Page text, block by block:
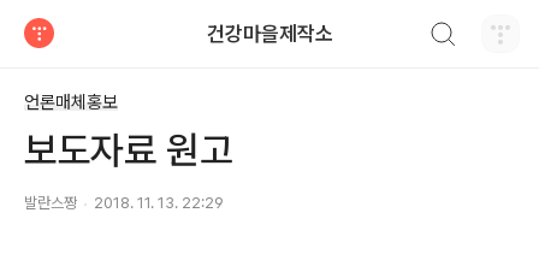
건강마을제작소
언론매체홍보
보도자료 원고
발란스짱 2018. 11. 13. 22:29